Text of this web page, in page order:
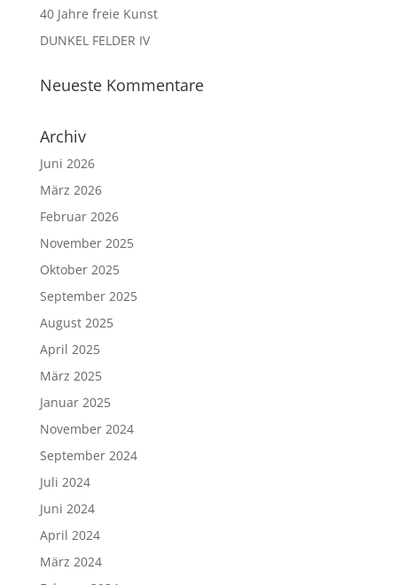
40 Jahre freie Kunst
DUNKEL FELDER IV
Neueste Kommentare
Archiv
Juni 2026
März 2026
Februar 2026
November 2025
Oktober 2025
September 2025
August 2025
April 2025
März 2025
Januar 2025
November 2024
September 2024
Juli 2024
Juni 2024
April 2024
März 2024